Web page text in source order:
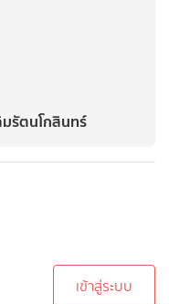
รัตนโกสินทร์
เข้าสู่ระบบ